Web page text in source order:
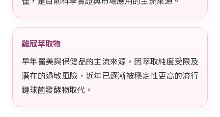
雞冠萃取物
早年醫美與保健品的主流來源，因萃取純度受限及
潛在的過敏風險，近年已逐漸被穩定性更高的流行
鏈球菌發酵物取代。